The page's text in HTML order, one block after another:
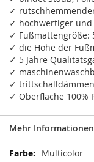
✓
✓ hochwertiger
✓ Fußmattengröße:
✓ die Höhe der
✓ 5 Jahre
✓
✓
✓ Oberfläche 100%
Mehr Informationen
Mehr
Multicolor